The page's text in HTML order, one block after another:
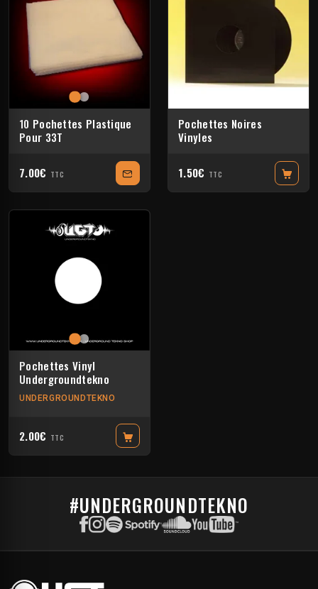
10 Pochettes Plastique
Pour 33T
7.00€ TTC
Pochettes Noires
Vinyles
1.50€ TTC
Pochettes Vinyl
Undergroundtekno
UNDERGROUNDTEKNO
2.00€ TTC
#UNDERGROUNDTEKNO